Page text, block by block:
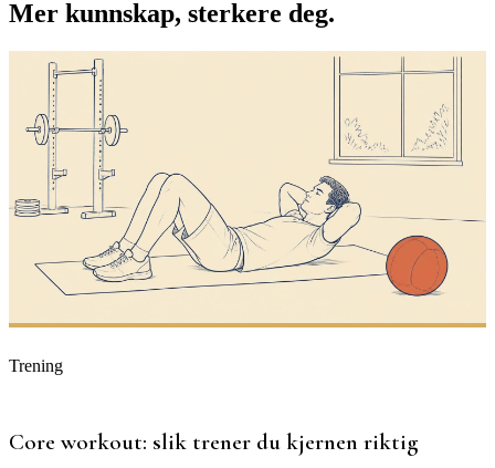
Mer kunnskap, sterkere deg.
Trening
Core workout: slik trener du kjernen riktig